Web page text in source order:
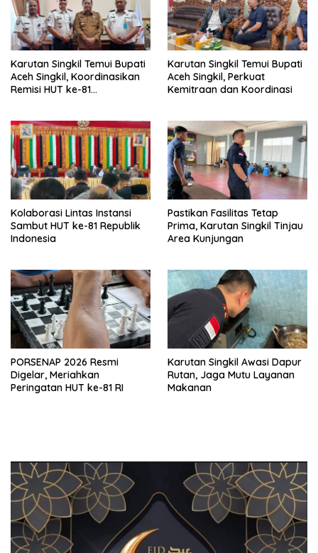
Karutan Singkil Temui Bupati
Aceh Singkil, Koordinasikan
Remisi HUT ke-81
Karutan Singkil Temui Bupati
Aceh Singkil, Perkuat
Kemitraan dan Koordinasi
Kolaborasi Lintas Instansi
Sambut HUT ke-81 Republik
Indonesia
Pastikan Fasilitas Tetap
Prima, Karutan Singkil Tinjau
Area Kunjungan
PORSENAP 2026 Resmi
Digelar, Meriahkan
Peringatan HUT ke-81 RI
Karutan Singkil Awasi Dapur
Rutan, Jaga Mutu Layanan
Makanan